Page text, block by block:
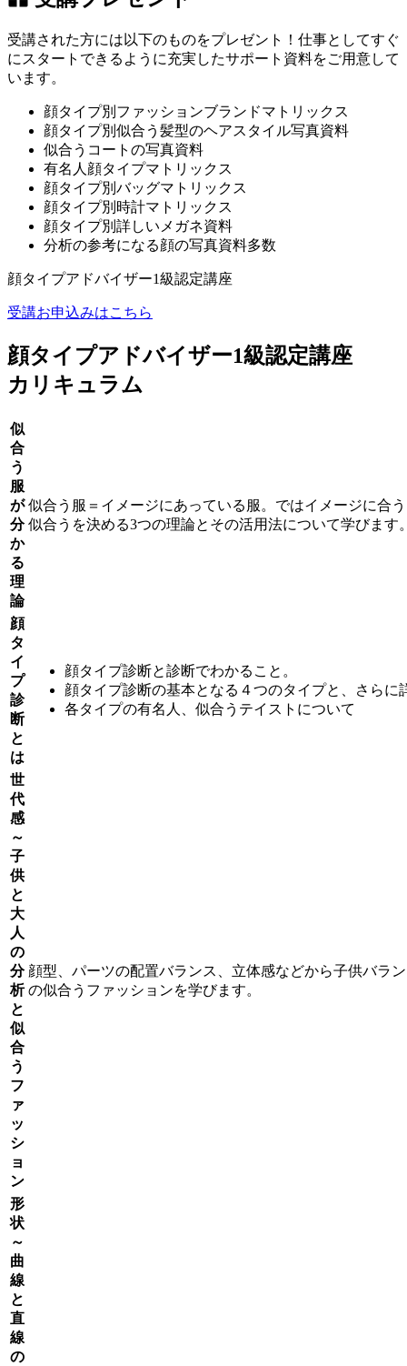
受講された方には以下のものをプレゼント！仕事としてすぐ
にスタートできるように充実したサポート資料をご用意して
います。
顔タイプ別ファッションブランドマトリックス
顔タイプ別似合う髪型のヘアスタイル写真資料
似合うコートの写真資料
有名人顔タイプマトリックス
顔タイプ別バッグマトリックス
顔タイプ別時計マトリックス
顔タイプ別詳しいメガネ資料
分析の参考になる顔の写真資料多数
顔タイプアドバイザー1級認定講座
受講お申込みはこちら
顔タイプアドバイザー1級認定講座
カリキュラム
似
合
う
服
が
分
か
る
理
論
似合う服＝イメージにあっている服。ではイメージに合
似合うを決める3つの理論とその活用法について学びます
顔
タ
イ
プ
診
断
と
は
顔タイプ診断と診断でわかること。
顔タイプ診断の基本となる４つのタイプと、さらに
各タイプの有名人、似合うテイストについて
世
代
感
～
子
供
と
大
人
の
分
析
と
似
合
う
フ
ァ
ッ
シ
ョ
ン
顔型、パーツの配置バランス、立体感などから子供バラ
の似合うファッションを学びます。
形
状
～
曲
線
と
直
線
の